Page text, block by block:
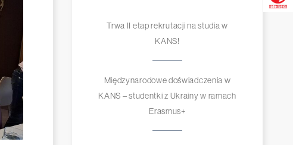
Trwa II etap rekrutacji na studia w
KANS!
Międzynarodowe doświadczenia w
KANS – studentki z Ukrainy w ramach
Erasmus+